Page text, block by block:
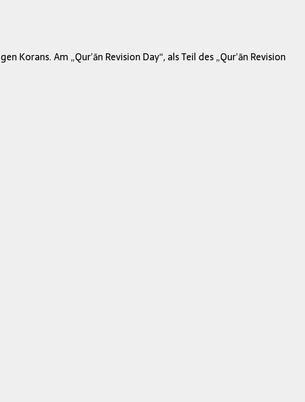
Am „Qur’ān Revision Day“, als Teil des „Qur’ān Revision